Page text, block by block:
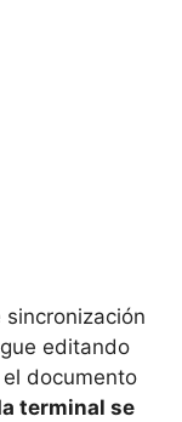
editando
documento
terminal se